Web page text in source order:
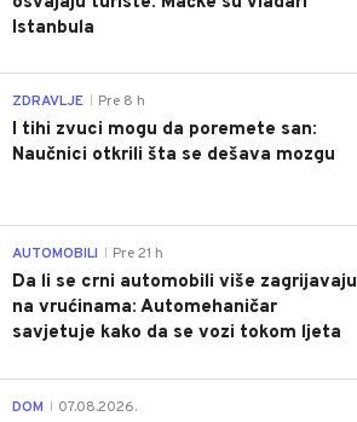
Istanbula
ZDRAVLJE Pre 8 h
I tihi zvuci mogu da poremete san:
Naučnici otkrili šta se dešava mozgu
AUTOMOBILI Pre 21 h
Da li se crni automobili više zagrijavaju
na vrućinama: Automehaničar
savjetuje kako da se vozi tokom ljeta
DOM 07.08.2026.